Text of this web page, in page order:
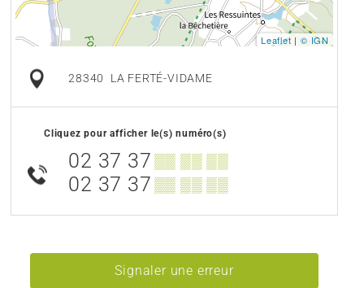
Leaflet | © IGN
28340 LA FERTÉ-VIDAME
Cliquez pour afficher le(s) numéro(s)
02 37 37 ▒▒ ▒▒ ▒▒
02 37 37 ▒▒ ▒▒ ▒▒
Signaler une erreur